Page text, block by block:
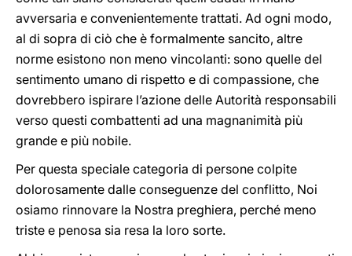
avversaria e convenientemente trattati. Ad ogni modo,
al di sopra di ciò che è formalmente sancito, altre
norme esistono non meno vincolanti: sono quelle del
sentimento umano di rispetto e di compassione, che
dovrebbero ispirare l’azione delle Autorità responsabili
verso questi combattenti ad una magnanimità più
grande e più nobile.
Per questa speciale categoria di persone colpite
dolorosamente dalle conseguenze del conflitto, Noi
osiamo rinnovare la Nostra preghiera, perché meno
triste e penosa sia resa la loro sorte.